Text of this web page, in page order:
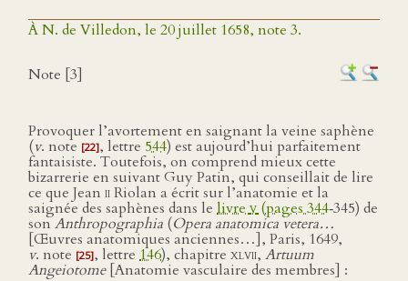
À N. de Villedon, le 20 juillet 1658, note 3.
Note [3]
Provoquer l’avortement en saignant la veine saphène
(v. note [22], lettre 544) est aujourd’hui parfaitement
fantaisiste. Toutefois, on comprend mieux cette
bizarrerie en suivant Guy Patin, qui conseillait de lire
ce que Jean iiRiolan a écrit sur l’anatomie et la
saignée des saphènes dans le livrev(pages 344‑345) de
sonAnthropographia (Opera anatomica vetera…
[Œuvres anatomiques anciennes…], Paris, 1649,
v. note [25], lettre 146), chapitre xlvii, Artuum
Angeiotome[Anatomie vasculaire des membres] :